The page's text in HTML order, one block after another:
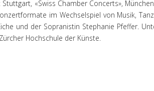
Stuttgart, «Swiss Chamber Concerts»,
im Wechselspiel von Musik,
und der Sopranistin Stephanie Pfeffer.
Hochschule der Künste.